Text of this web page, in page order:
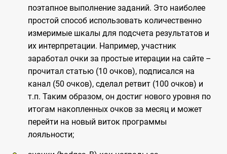
поэтапное выполнение заданий. Это наиболее
простой способ использовать количественно
измеримые шкалы для подсчета результатов и
их интерпретации. Например, участник
заработал очки за простые итерации на сайте –
прочитал статью (10 очков), подписался на
канал (50 очков), сделал ретвит (100 очков) и
т.п. Таким образом, он достиг нового уровня по
итогам накопленных очков за месяц и может
перейти на новый виток программы
лояльности;